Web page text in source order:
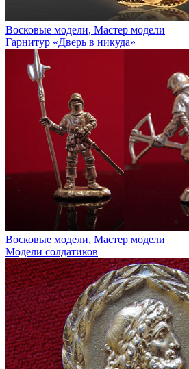
Восковые модели, Мастер модели
Гарнитур «Дверь в никуда»
Восковые модели, Мастер модели
Модели солдатиков